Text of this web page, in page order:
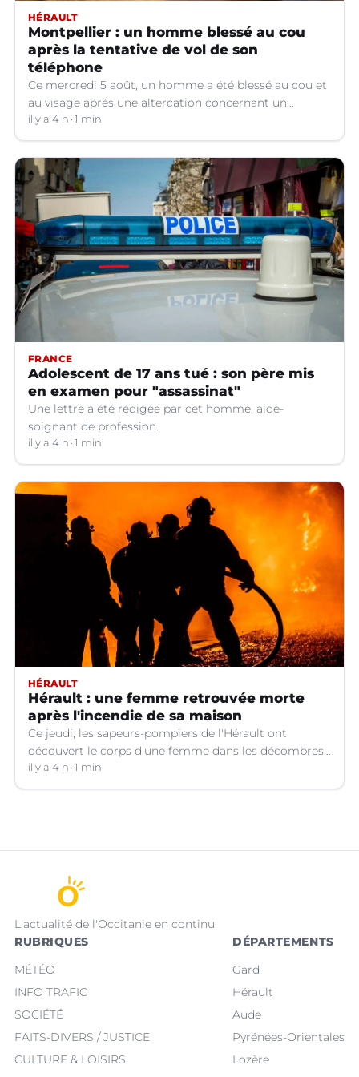
HÉRAULT
Montpellier : un homme blessé au cou
après la tentative de vol de son
téléphone
Ce mercredi 5 août, un homme a été blessé au cou et
au visage après une altercation concernant un
téléphone portable à Montpellier (Hérault).
il y a 4 h 1 min
FRANCE
Adolescent de 17 ans tué : son père mis
en examen pour "assassinat"
Une lettre a été rédigée par cet homme, aide-
soignant de profession.
il y a 4 h 1 min
HÉRAULT
Hérault : une femme retrouvée morte
après l'incendie de sa maison
Ce jeudi, les sapeurs-pompiers de l'Hérault ont
découvert le corps d'une femme dans les décombres
de sa maison qui avait pris feu à Cazouls-lès-Béziers
(Hérault).
il y a 4 h 1 min
L'actualité de l'Occitanie en continu
RUBRIQUES
MÉTÉO
INFO TRAFIC
SOCIÉTÉ
FAITS-DIVERS / JUSTICE
CULTURE & LOISIRS
DÉPARTEMENTS
Gard
Hérault
Aude
Pyrénées-Orientales
Lozère